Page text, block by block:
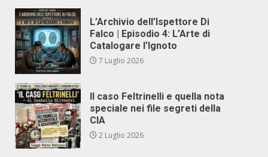
L’Archivio dell’Ispettore Di
Falco | Episodio 4: L’Arte di
Catalogare l’Ignoto
7 Luglio 2026
Il caso Feltrinelli e quella nota
speciale nei file segreti della
CIA
2 Luglio 2026